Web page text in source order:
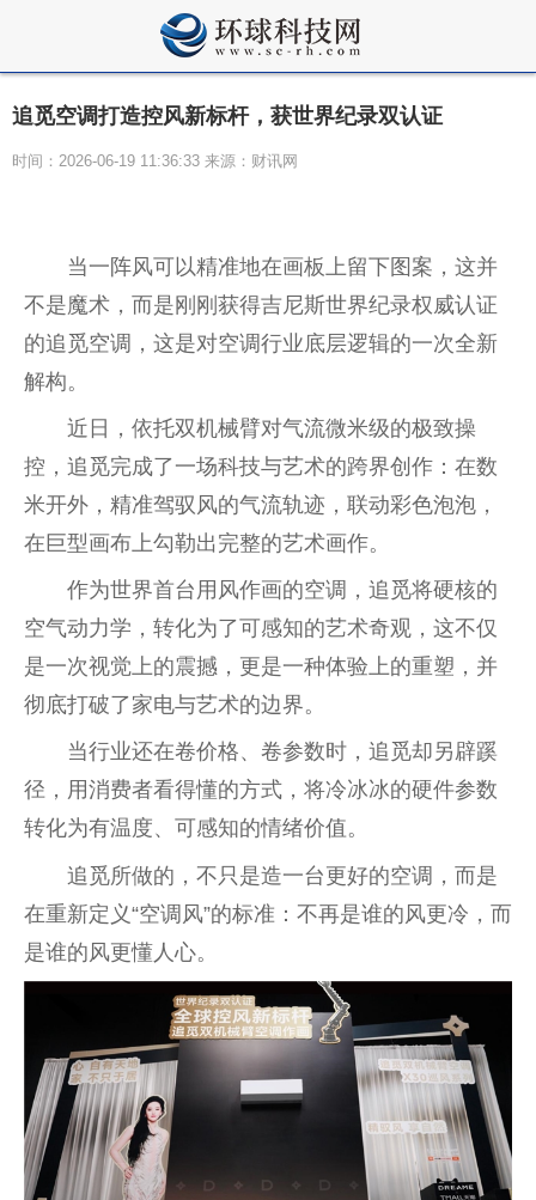
追觅空调打造控风新标杆，获世界纪录双认证
时间：2026-06-19 11:36:33 来源：财讯网
当一阵风可以精准地在画板上留下图案，这并
不是魔术，而是刚刚获得吉尼斯世界纪录权威认证
的追觅空调，这是对空调行业底层逻辑的一次全新
解构。
近日，依托双机械臂对气流微米级的极致操
控，追觅完成了一场科技与艺术的跨界创作：在数
米开外，精准驾驭风的气流轨迹，联动彩色泡泡，
在巨型画布上勾勒出完整的艺术画作。
作为世界首台用风作画的空调，追觅将硬核的
空气动力学，转化为了可感知的艺术奇观，这不仅
是一次视觉上的震撼，更是一种体验上的重塑，并
彻底打破了家电与艺术的边界。
当行业还在卷价格、卷参数时，追觅却另辟蹊
径，用消费者看得懂的方式，将冷冰冰的硬件参数
转化为有温度、可感知的情绪价值。
追觅所做的，不只是造一台更好的空调，而是
在重新定义“空调风”的标准：不再是谁的风更冷，而
是谁的风更懂人心。